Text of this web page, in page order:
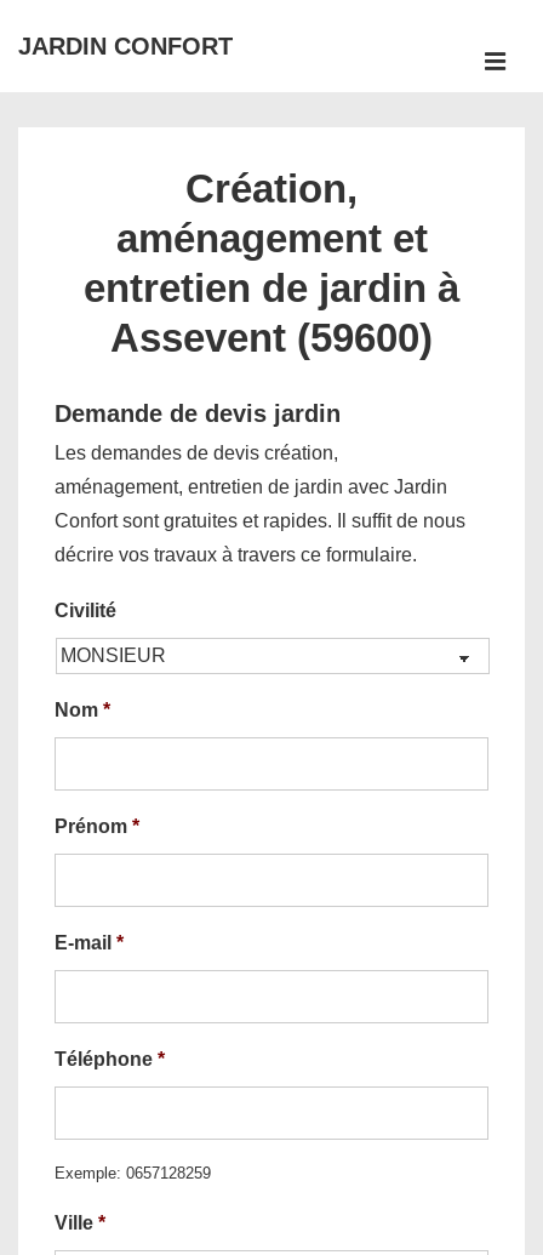
passer
JARDIN CONFORT
Création,
aménagement et
entretien de jardin à
Assevent (59600)
Demande de devis jardin
Les demandes de devis création,
aménagement, entretien de jardin avec Jardin
Confort sont gratuites et rapides. Il suffit de nous
décrire vos travaux à travers ce formulaire.
Civilité
Nom *
Prénom *
E-mail *
Téléphone *
Exemple: 0657128259
Ville *